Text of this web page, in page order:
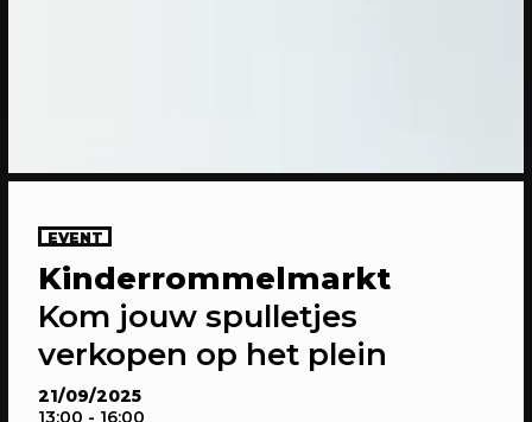
20/04/2023 CONFERENTIE
Gesprekken: Onze stad, ons canvas
Over de verdiepende gesprekken op
Onze stad, ons canvas
EVENT
21/09/2025
13:00 - 16:00
Kinderrommelmarkt
Kom jouw spulletjes
verkopen op het plein